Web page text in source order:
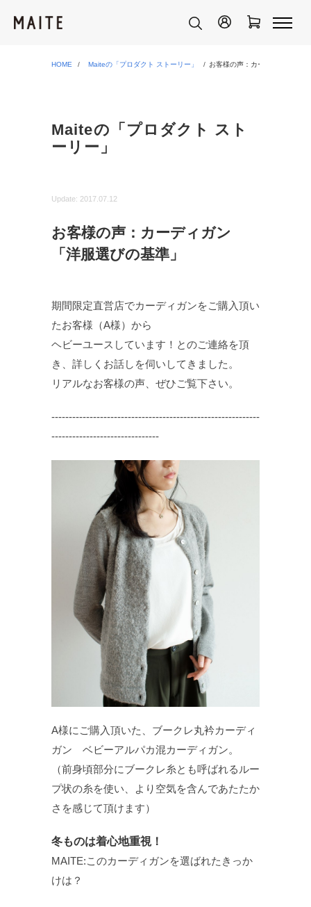
HOME Maiteの「プロダクト ストーリー」 お客様の声：カーディガン「洋
Maiteの「プロダクト スト
ーリー」
Update: 2017.07.12
お客様の声：カーディガン
「洋服選びの基準」
期間限定直営店でカーディガンをご購入頂い
たお客様（A様）から
ヘビーユースしています！とのご連絡を頂
き、詳しくお話しを伺いしてきました。
リアルなお客様の声、ぜひご覧下さい。
‐‐‐‐‐‐‐‐‐‐‐‐‐‐‐‐‐‐‐‐‐‐‐‐‐‐‐‐‐‐‐‐‐‐‐‐‐‐‐‐‐‐‐‐‐‐‐‐‐‐‐‐‐‐‐‐‐‐‐‐
‐‐‐‐‐‐‐‐‐‐‐‐‐‐‐‐‐‐‐‐‐‐‐‐‐‐‐‐‐‐‐
A様にご購入頂いた、ブークレ丸衿カーディ
ガン ベビーアルパカ混カーディガン。
（前身頃部分にブークレ糸とも呼ばれるルー
プ状の糸を使い、より空気を含んであたたか
さを感じて頂けます）
冬ものは着心地重視！
MAITE:このカーディガンを選ばれたきっか
けは？